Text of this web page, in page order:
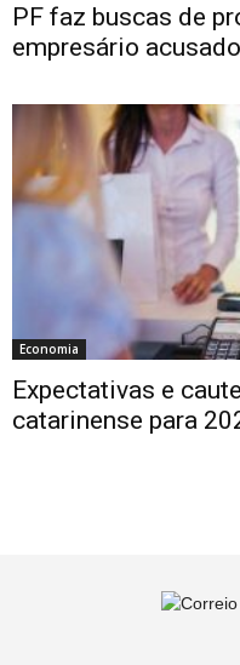
PF faz buscas de
empresário
Economia
Expectativas e
catarinense para